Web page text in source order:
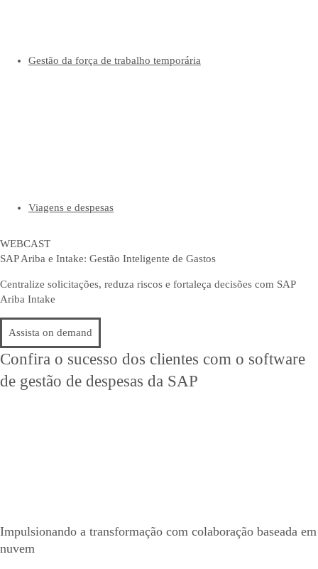
Gestão da força de trabalho temporária
Viagens e despesas
WEBCAST
SAP Ariba e Intake: Gestão Inteligente de Gastos
Centralize solicitações, reduza riscos e fortaleça decisões com SAP
Ariba Intake
Assista on demand
Confira o sucesso dos clientes com o software
de gestão de despesas da SAP
Impulsionando a transformação com colaboração baseada em
nuvem